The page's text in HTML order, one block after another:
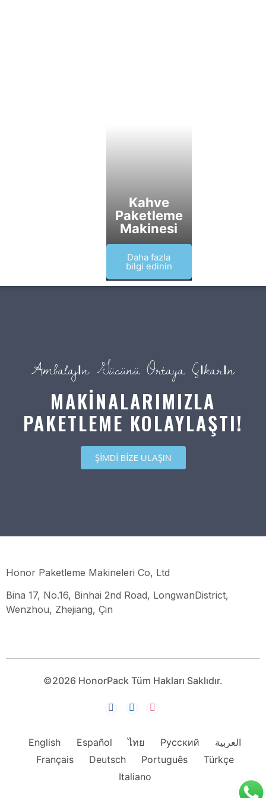
Kahve
Paketleme
Makinesi
Daha fazla
bilgi edinin
Ambalajın Gücünü Ortaya Çıkarın
MAKİNALARIMIZLA
PAKETLEME KOLAYLAŞTI!
ŞİMDİ BİZE ULAŞIN
Honor Paketleme Makineleri Co, Ltd
Bina 17, No.16, Binhai 2nd Road, LongwanDistrict,
Wenzhou, Zhejiang, Çin
©2026 HonorPack Tüm Hakları Saklıdır.
English Español ไทย Русский
العربية
Français
Deutsch Português
Türkçe
Italiano